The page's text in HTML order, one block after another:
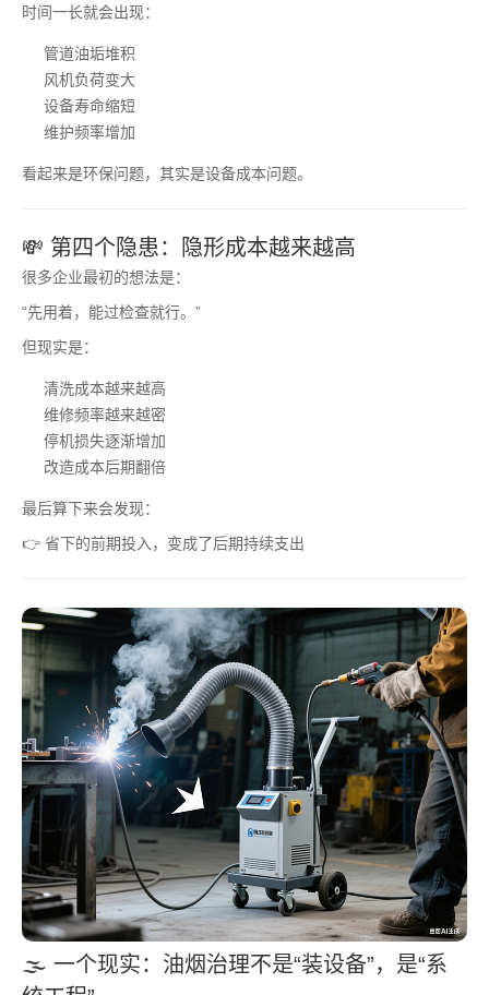
时间一长就会出现：
管道油垢堆积
风机负荷变大
设备寿命缩短
维护频率增加
看起来是环保问题，其实是设备成本问题。
💸 第四个隐患：隐形成本越来越高
很多企业最初的想法是：
“先用着，能过检查就行。”
但现实是：
清洗成本越来越高
维修频率越来越密
停机损失逐渐增加
改造成本后期翻倍
最后算下来会发现：
👉 省下的前期投入，变成了后期持续支出
🌫️ 一个现实：油烟治理不是“装设备”，是“系